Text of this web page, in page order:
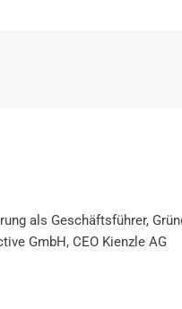
als Geschäftsführer,
GmbH, CEO Kienzle AG